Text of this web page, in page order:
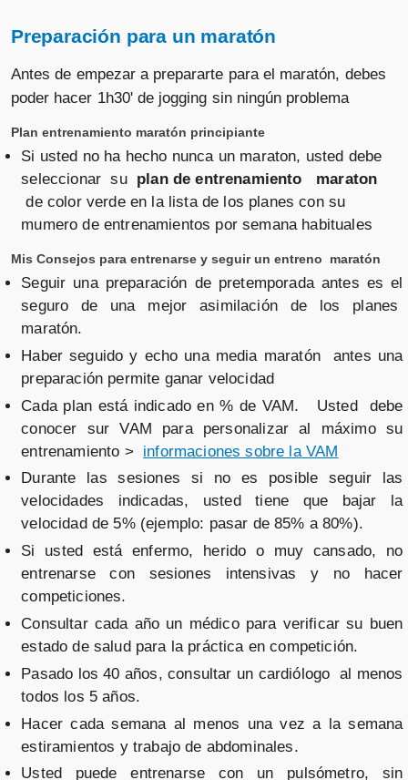
Preparación para un maratón
Antes de empezar a prepararte para el maratón, debes
poder hacer 1h30' de jogging sin ningún problema
Plan entrenamiento maratón principiante
Si usted no ha hecho nunca un maraton, usted debe
seleccionar su plan de entrenamiento maraton
de color verde en la lista de los planes con su
mumero de entrenamientos por semana habituales
Mis Consejos para entrenarse y seguir un entreno maratón
Seguir una preparación de pretemporada antes es el
seguro de una mejor asimilación de los planes
maratón.
Haber seguido y echo una media maratón antes una
preparación permite ganar velocidad
Cada plan está indicado en % de VAM. Usted debe
conocer sur VAM para personalizar al máximo su
entrenamiento > informaciones sobre la VAM
Durante las sesiones si no es posible seguir las
velocidades indicadas, usted tiene que bajar la
velocidad de 5% (ejemplo: pasar de 85% a 80%).
Si usted está enfermo, herido o muy cansado, no
entrenarse con sesiones intensivas y no hacer
competiciones.
Consultar cada año un médico para verificar su buen
estado de salud para la práctica en competición.
Pasado los 40 años, consultar un cardiólogo al menos
todos los 5 años.
Hacer cada semana al menos una vez a la semana
estiramientos y trabajo de abdominales.
Usted puede entrenarse con un pulsómetro, sin